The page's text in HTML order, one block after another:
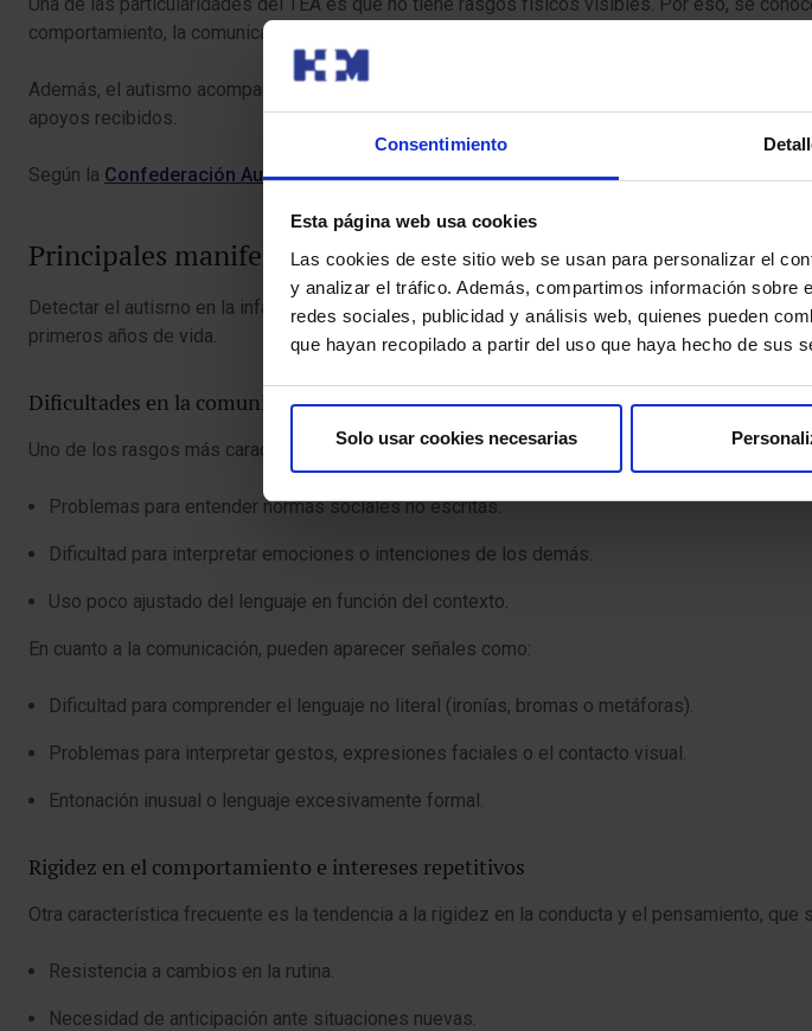
Consentimiento
Esta página web usa cookies
Las cookies de este sitio web se usan para personalizar el
y analizar el tráfico. Además, compartimos información sobre
redes sociales, publicidad y análisis web, quienes pueden
que hayan recopilado a partir del uso que haya hecho de sus
Solo usar cookies necesarias
comportamiento, la comunicación o la forma de procesar la información.
Además, el autismo acompaña a la persona durante toda su vida. Sin embargo, sus
apoyos recibidos.
Según la Confederación Autismo España, aproximadamente 1 de cada 100 personas está
Principales manifestaciones de autismo en niños
Detectar el autismo en la infancia implica prestar atención a determinadas señales en el
primeros años de vida.
Dificultades en la comunicación y la interacción social
Uno de los rasgos más característicos del TEA es la dificultad para relacionarse con otras
Problemas para entender normas sociales no escritas.
Dificultad para interpretar emociones o intenciones de los demás.
Uso poco ajustado del lenguaje en función del contexto.
En cuanto a la comunicación, pueden aparecer señales como:
Dificultad para comprender el lenguaje no literal (ironías, bromas o metáforas).
Problemas para interpretar gestos, expresiones faciales o el contacto visual.
Entonación inusual o lenguaje excesivamente formal.
Rigidez en el comportamiento e intereses repetitivos
Otra característica frecuente es la tendencia a la rigidez en la conducta y el pensamiento, que
Resistencia a cambios en la rutina.
Necesidad de anticipación ante situaciones nuevas.